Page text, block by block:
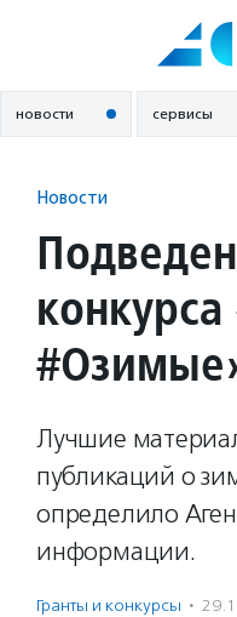
новости сервисы
Новости
Лучшие
публикаций о
определило
информации.
Гранты и конкурсы ·